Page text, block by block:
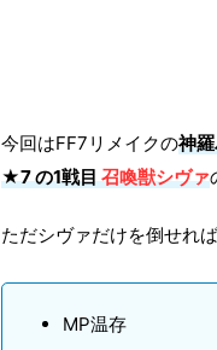
今回はFF7リメイクの神
★7 の1戦目召喚獣シヴァ
ただシヴァだけを倒せれ
MP温存